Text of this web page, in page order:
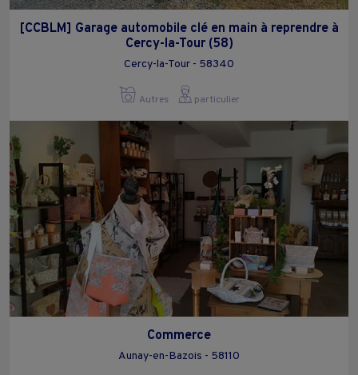
[CCBLM] Garage automobile clé en main à reprendre à
Cercy-la-Tour (58)
Cercy-la-Tour - 58340
Autres particulier
Commerce
Aunay-en-Bazois - 58110